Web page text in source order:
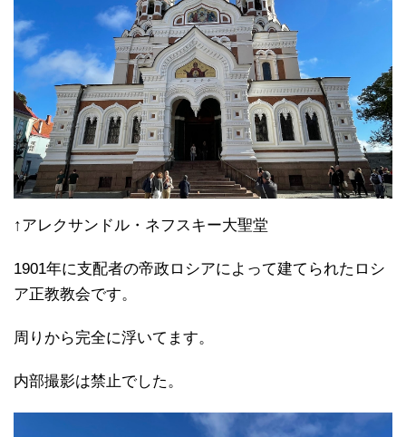
↑アレクサンドル・ネフスキー大聖堂
1901年に支配者の帝政ロシアによって建てられたロシ
ア正教教会です。
周りから完全に浮いてます。
内部撮影は禁止でした。